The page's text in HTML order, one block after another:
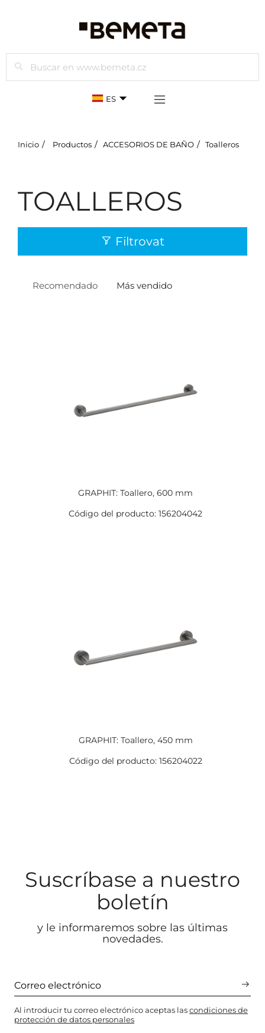
Buscar
ES
Inicio Productos ACCESORIOS DE BAÑO Toalleros
TOALLEROS
Filtrovat
Recomendado Más vendido
GRAPHIT: Toallero, 600 mm
Código del producto: 156204042
GRAPHIT: Toallero, 450 mm
Código del producto: 156204022
Suscríbase a nuestro
boletín
y le informaremos sobre las últimas
novedades.
Al introducir tu correo electrónico aceptas lascondiciones de
protección de datos personales